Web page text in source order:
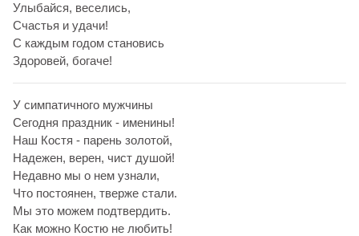
Улыбайся, веселись,
Счастья и удачи!
С каждым годом становись
Здоровей, богаче!
У симпатичного мужчины
Сегодня праздник - именины!
Наш Костя - парень золотой,
Надежен, верен, чист душой!
Недавно мы о нем узнали,
Что постоянен, тверже стали.
Мы это можем подтвердить.
Как можно Костю не любить!